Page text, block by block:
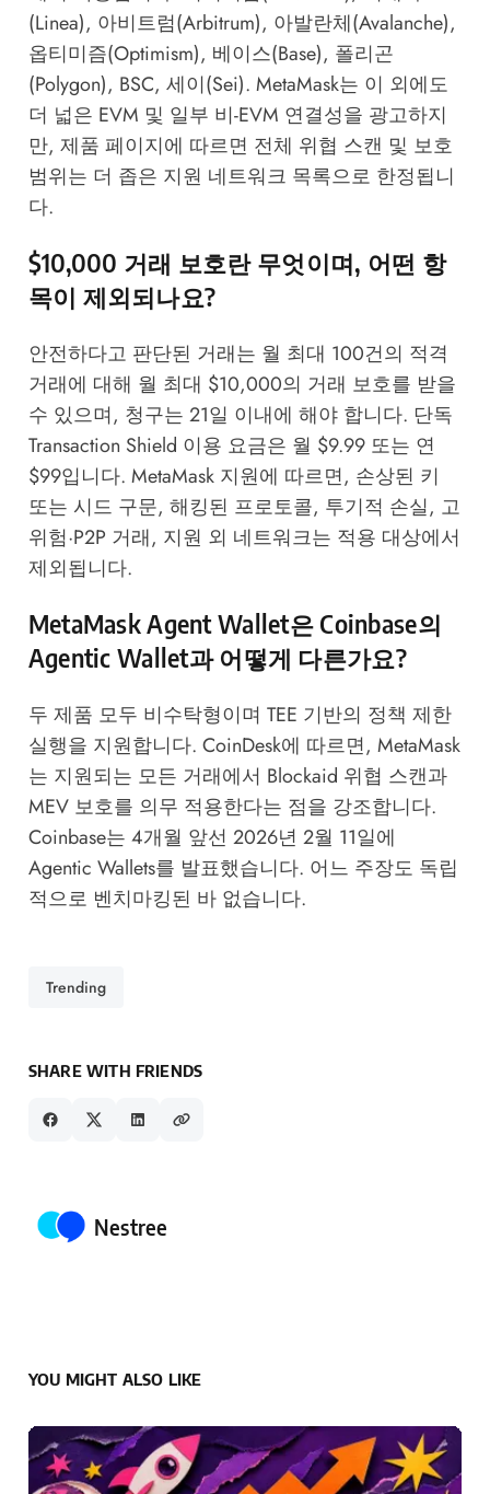
(Linea), 아비트럼(Arbitrum), 아발란체(Avalanche),
옵티미즘(Optimism), 베이스(Base), 폴리곤
(Polygon), BSC, 세이(Sei). MetaMask는 이 외에도
더 넓은 EVM 및 일부 비-EVM 연결성을 광고하지
만, 제품 페이지에 따르면 전체 위협 스캔 및 보호
범위는 더 좁은 지원 네트워크 목록으로 한정됩니
다.
$10,000 거래 보호란 무엇이며, 어떤 항
목이 제외되나요?
안전하다고 판단된 거래는 월 최대 100건의 적격
거래에 대해 월 최대 $10,000의 거래 보호를 받을
수 있으며, 청구는 21일 이내에 해야 합니다. 단독
Transaction Shield 이용 요금은 월 $9.99 또는 연
$99입니다. MetaMask 지원에 따르면, 손상된 키
또는 시드 구문, 해킹된 프로토콜, 투기적 손실, 고
위험·P2P 거래, 지원 외 네트워크는 적용 대상에서
제외됩니다.
MetaMask Agent Wallet은 Coinbase의
Agentic Wallet과 어떻게 다른가요?
두 제품 모두 비수탁형이며 TEE 기반의 정책 제한
실행을 지원합니다. CoinDesk에 따르면, MetaMask
는 지원되는 모든 거래에서 Blockaid 위협 스캔과
MEV 보호를 의무 적용한다는 점을 강조합니다.
Coinbase는 4개월 앞선 2026년 2월 11일에
Agentic Wallets를 발표했습니다. 어느 주장도 독립
적으로 벤치마킹된 바 없습니다.
Trending
SHARE WITH FRIENDS
Posted by
Nestree
YOU MIGHT ALSO LIKE